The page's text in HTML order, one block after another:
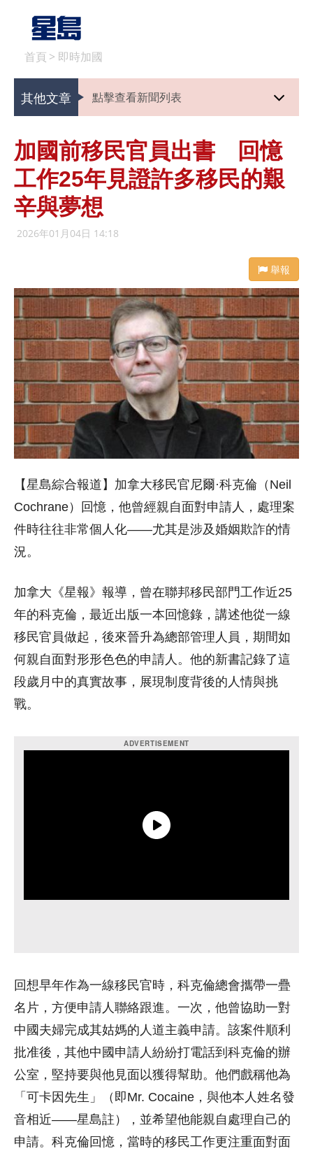
首頁 > 即時加國
其他文章 點擊查看新聞列表
加國前移民官員出書 回憶
工作25年見證許多移民的艱
辛與夢想
2026年01月04日 14:18
舉報
【星島綜合報道】加拿大移民官尼爾·科克倫（Neil
Cochrane）回憶，他曾經親自面對申請人，處理案
件時往往非常個人化——尤其是涉及婚姻欺詐的情
況。
加拿大《星報》報導，曾在聯邦移民部門工作近25
年的科克倫，最近出版一本回憶錄，講述他從一線
移民官員做起，後來晉升為總部管理人員，期間如
何親自面對形形色色的申請人。他的新書記錄了這
段歲月中的真實故事，展現制度背後的人情與挑
戰。
回想早年作為一線移民官時，科克倫總會攜帶一疊
名片，方便申請人聯絡跟進。一次，他曾協助一對
中國夫婦完成其姑媽的人道主義申請。該案件順利
批准後，其他中國申請人紛紛打電話到科克倫的辦
公室，堅持要與他見面以獲得幫助。他們戲稱他為
「可卡因先生」（即Mr. Cocaine，與他本人姓名發
音相近——星島註），並希望他能親自處理自己的
申請。科克倫回憶，當時的移民工作更注重面對面